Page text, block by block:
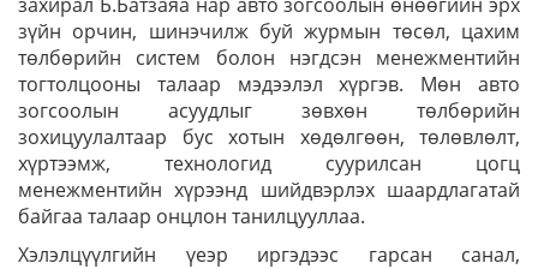
зүйн орчин, шинэчилж буй журмын төсөл, цахим
төлбөрийн систем болон нэгдсэн менежментийн
тогтолцооны талаар мэдээлэл хүргэв. Мөн авто
зогсоолын асуудлыг зөвхөн төлбөрийн
зохицуулалтаар бус хотын хөдөлгөөн, төлөвлөлт,
хүртээмж, технологид суурилсан цогц
менежментийн хүрээнд шийдвэрлэх шаардлагатай
байгаа талаар онцлон танилцууллаа.
Хэлэлцүүлгийн үеэр иргэдээс гарсан санал,